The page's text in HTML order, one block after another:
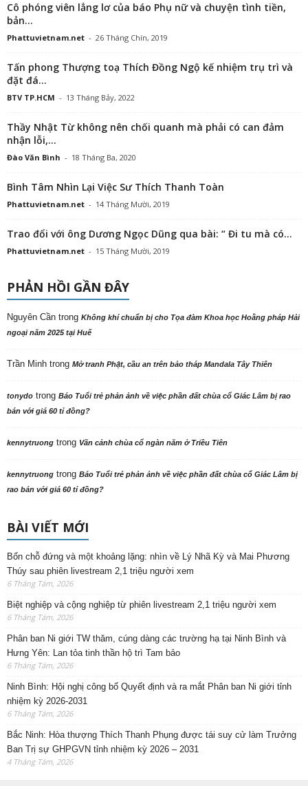
Cô phóng viên lẳng lơ của báo Phụ nữ và chuyện tình tiền,
bản...
Phattuvietnam.net - 26 Tháng Chín, 2019
Tấn phong Thượng toạ Thích Đồng Ngộ kế nhiệm trụ trì và
đặt đá...
BTV TP.HCM - 13 Tháng Bảy, 2022
Thầy Nhật Từ không nên chối quanh mà phải có can đảm
nhận lỗi,...
Đào Văn Bình - 18 Tháng Ba, 2020
Bình Tâm Nhìn Lại Việc Sư Thích Thanh Toàn
Phattuvietnam.net - 14 Tháng Mười, 2019
Trao đổi với ông Dương Ngọc Dũng qua bài: “ Đi tu mà có...
Phattuvietnam.net - 15 Tháng Mười, 2019
PHẢN HỒI GẦN ĐÂY
Nguyên Cần trong Không khí chuẩn bị cho Tọa đàm Khoa học Hoằng pháp Hải
ngoại năm 2025 tại Huế
Trần Minh trong Mở tranh Phật, cầu an trên bảo tháp Mandala Tây Thiên
tonydo trong Báo Tuổi trẻ phản ảnh về việc phần đất chùa cổ Giác Lâm bị rao
bán với giá 60 tỉ đồng?
kennytruong trong Vãn cảnh chùa cổ ngàn năm ở Triều Tiên
kennytruong trong Báo Tuổi trẻ phản ảnh về việc phần đất chùa cổ Giác Lâm bị
rao bán với giá 60 tỉ đồng?
BÀI VIẾT MỚI
Bốn chỗ đứng và một khoảng lặng: nhìn về Lý Nhã Kỳ và Mai Phương
Thúy sau phiên livestream 2,1 triệu người xem
6 Tháng Tám, 2026
Biệt nghiệp và cộng nghiệp từ phiên livestream 2,1 triệu người xem
6 Tháng Tám, 2026
Phân ban Ni giới TW thăm, cúng dàng các trường hạ tại Ninh Bình và
Hưng Yên: Lan tỏa tinh thần hộ trì Tam bảo
6 Tháng Tám, 2026
Ninh Bình: Hội nghị công bố Quyết định và ra mắt Phân ban Ni giới tỉnh
nhiệm kỳ 2026-2031
6 Tháng Tám, 2026
Bắc Ninh: Hòa thượng Thích Thanh Phụng được tái suy cử làm Trưởng
Ban Trị sự GHPGVN tỉnh nhiệm kỳ 2026 – 2031
4 Tháng Tám, 2026